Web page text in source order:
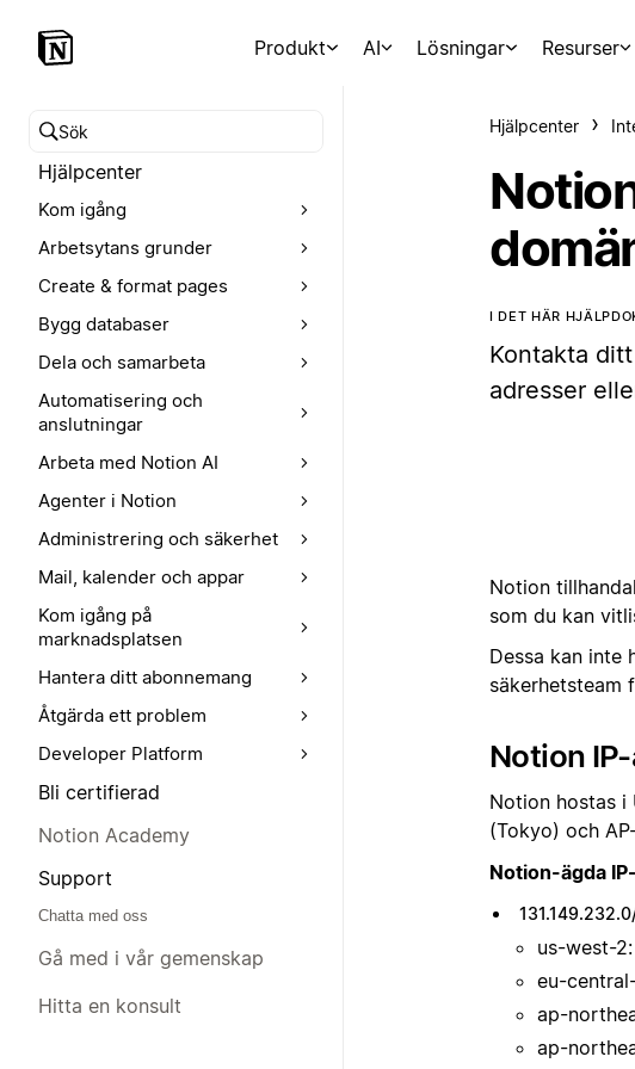
Produkt AI Lösningar Resurser
Sök i hjälpcentret
Hjälpcenter
Kom igång
Arbetsytans grunder
Create & format pages
Bygg databaser
Dela och samarbeta
Automatisering och
anslutningar
Arbeta med Notion AI
Agenter i Notion
Administrering och säkerhet
Mail, kalender och appar
Kom igång på
marknadsplatsen
Hantera ditt abonnemang
Åtgärda ett problem
Developer Platform
Bli certifierad
Notion Academy
Support
Chatta med oss
Gå med i vår gemenskap
Hitta en konsult
Hjälpcenter
I DET HÄR
Kontakta
adresser
Notion
som du kan
Dessa kan inte
säkerhetsteam
Notion
Notion hostas i
(Tokyo) och
Notion-ägda
us-west-
eu-
ap-
ap-